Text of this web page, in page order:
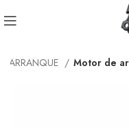
ARRANQUE Motor de